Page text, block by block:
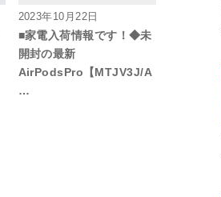
2023年10月22日
■家電入荷情報です！◆未
開封の最新
AirPodsPro【MTJV3J/A
…